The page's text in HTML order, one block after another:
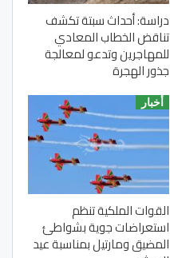
دراسة: أحداث سبتة تكشف
تناقض الخطاب المعادي
للمهاجرين وتدعو لمعالجة
جذور الهجرة
أخبار
القوات الملكية تنظم
استعراضات جوية بشواطئ
المضيق ومارتيل بمناسبة عيد